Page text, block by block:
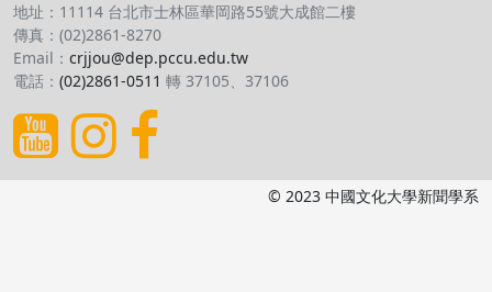
地址：11114 台北市士林區華岡路55號大成館二樓
傳真：(02)2861-8270
Email： crjjou@dep.pccu.edu.tw
電話： (02)2861-0511 轉 37105、37106
© 2023 中國文化大學新聞學系